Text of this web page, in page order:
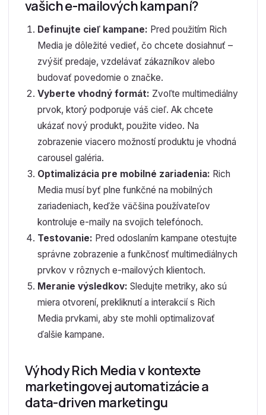
vašich e-mailových kampaní?
Definujte cieľ kampane: Pred použitím Rich
Media je dôležité vedieť, čo chcete dosiahnuť –
zvýšiť predaje, vzdelávať zákazníkov alebo
budovať povedomie o značke.
Vyberte vhodný formát: Zvoľte multimediálny
prvok, ktorý podporuje váš cieľ. Ak chcete
ukázať nový produkt, použite video. Na
zobrazenie viacero možností produktu je vhodná
carousel galéria.
Optimalizácia pre mobilné zariadenia: Rich
Media musí byť plne funkčné na mobilných
zariadeniach, keďže väčšina používateľov
kontroluje e-maily na svojich telefónoch.
Testovanie: Pred odoslaním kampane otestujte
správne zobrazenie a funkčnosť multimediálnych
prvkov v rôznych e-mailových klientoch.
Meranie výsledkov: Sledujte metriky, ako sú
miera otvorení, prekliknutí a interakcií s Rich
Media prvkami, aby ste mohli optimalizovať
ďalšie kampane.
Výhody Rich Media v kontexte
marketingovej automatizácie a
data-driven marketingu